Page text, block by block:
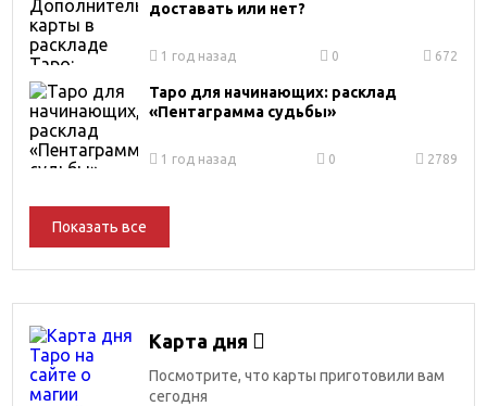
доставать или нет?
1 год назад 0 672
Таро для начинающих: расклад
«Пентаграмма судьбы»
1 год назад 0 2789
Показать все
Карта дня
Посмотрите, что карты приготовили вам
сегодня